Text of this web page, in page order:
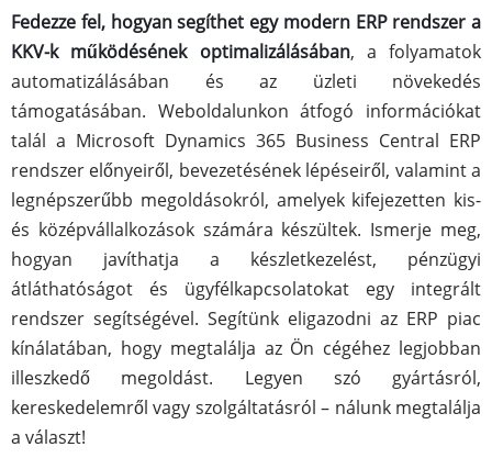
Fedezze fel, hogyan segíthet egy modern ERP rendszer a
KKV-k működésének optimalizálásában, a folyamatok
automatizálásában és az üzleti növekedés
támogatásában. Weboldalunkon átfogó információkat
talál a Microsoft Dynamics 365 Business Central ERP
rendszer előnyeiről, bevezetésének lépéseiről, valamint a
legnépszerűbb megoldásokról, amelyek kifejezetten kis-
és középvállalkozások számára készültek. Ismerje meg,
hogyan javíthatja a készletkezelést, pénzügyi
átláthatóságot és ügyfélkapcsolatokat egy integrált
rendszer segítségével. Segítünk eligazodni az ERP piac
kínálatában, hogy megtalálja az Ön cégéhez legjobban
illeszkedő megoldást. Legyen szó gyártásról,
kereskedelemről vagy szolgáltatásról – nálunk megtalálja
a választ!